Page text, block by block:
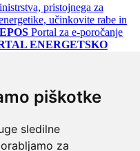
piškotke
sledilne
za
pristojnega za
učinkovite rabe in
Portal za e-poročanje
ENERGETSKO
- za izdelovalce in
spletno mesto o državni
za podjetja in
odprtih podatkov